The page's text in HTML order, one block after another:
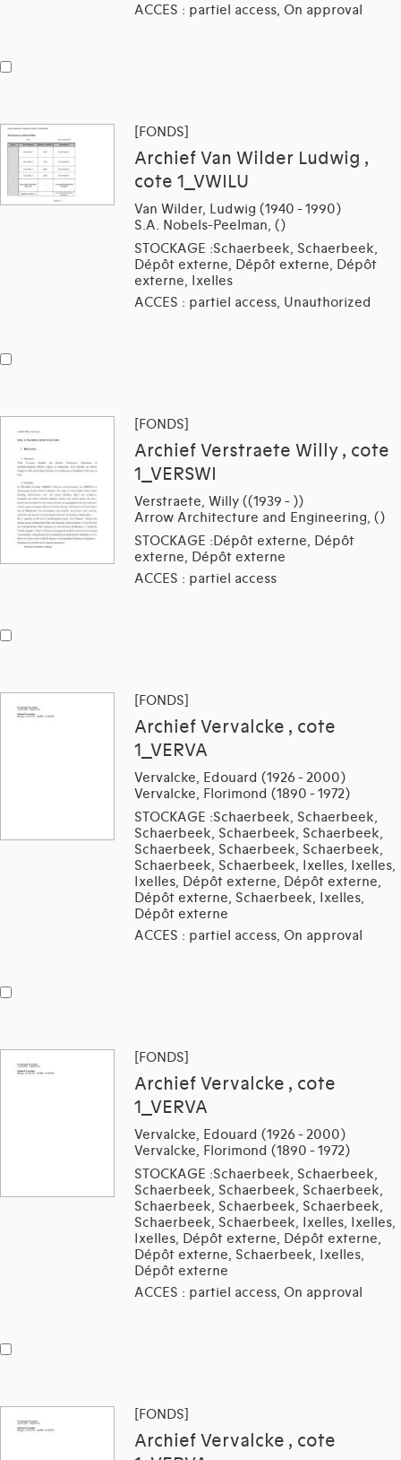
ACCES : partiel access, On approval
[FONDS]
Archief Van Wilder Ludwig ,
cote 1_VWILU
Van Wilder, Ludwig (1940 - 1990)
S.A. Nobels-Peelman, ()
STOCKAGE :Schaerbeek, Schaerbeek,
Dépôt externe, Dépôt externe, Dépôt
externe, Ixelles
ACCES : partiel access, Unauthorized
[FONDS]
Archief Verstraete Willy , cote
1_VERSWI
Verstraete, Willy ((1939 - ))
Arrow Architecture and Engineering, ()
STOCKAGE :Dépôt externe, Dépôt
externe, Dépôt externe
ACCES : partiel access
[FONDS]
Archief Vervalcke , cote
1_VERVA
Vervalcke, Edouard (1926 - 2000)
Vervalcke, Florimond (1890 - 1972)
STOCKAGE :Schaerbeek, Schaerbeek,
Schaerbeek, Schaerbeek, Schaerbeek,
Schaerbeek, Schaerbeek, Schaerbeek,
Schaerbeek, Schaerbeek, Ixelles, Ixelles,
Ixelles, Dépôt externe, Dépôt externe,
Dépôt externe, Schaerbeek, Ixelles,
Dépôt externe
ACCES : partiel access, On approval
[FONDS]
Archief Vervalcke , cote
1_VERVA
Vervalcke, Edouard (1926 - 2000)
Vervalcke, Florimond (1890 - 1972)
STOCKAGE :Schaerbeek, Schaerbeek,
Schaerbeek, Schaerbeek, Schaerbeek,
Schaerbeek, Schaerbeek, Schaerbeek,
Schaerbeek, Schaerbeek, Ixelles, Ixelles,
Ixelles, Dépôt externe, Dépôt externe,
Dépôt externe, Schaerbeek, Ixelles,
Dépôt externe
ACCES : partiel access, On approval
[FONDS]
Archief Vervalcke , cote